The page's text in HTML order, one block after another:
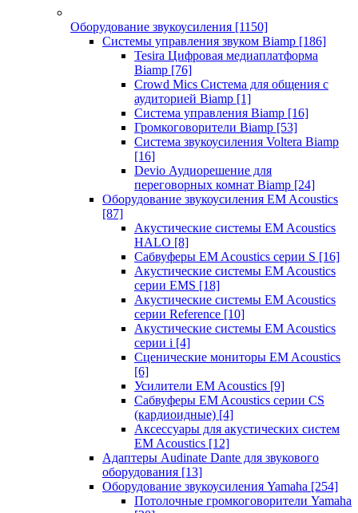
Оборудование звукоусиления [1150]
Системы управления звуком Biamp [186]
Tesira Цифровая медиаплатформа
Biamp [76]
Crowd Mics Система для общения с
аудиторией Biamp [1]
Система управления Biamp [16]
Громкоговорители Biamp [53]
Система звукоусиления Voltera Biamp
[16]
Devio Аудиорешение для
переговорных комнат Biamp [24]
Оборудование звукоусиления EM Acoustics
[87]
Акустические системы EM Acoustics
HALO [8]
Сабвуферы EM Acoustics серии S [16]
Акустические системы EM Acoustics
серии EMS [18]
Акустические системы EM Acoustics
серии Reference [10]
Акустические системы EM Acoustics
серии i [4]
Сценические мониторы EM Acoustics
[6]
Усилители EM Acoustics [9]
Сабвуферы EM Acoustics серии CS
(кардиоидные) [4]
Аксессуары для акустических систем
EM Acoustics [12]
Адаптеры Audinate Dante для звукового
оборудования [13]
Оборудование звукоусиления Yamaha [254]
Потолочные громкоговорители Yamaha